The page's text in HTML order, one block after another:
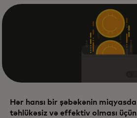
Hər hansı bir şəbəkənin miqyasda
təhlükəsiz və effektiv olması üçün